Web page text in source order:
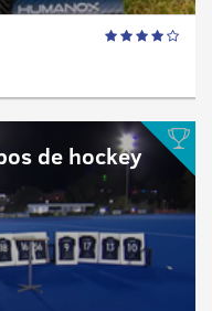
de hockey